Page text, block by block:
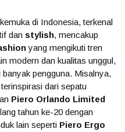
di Indonesia, terkenal
dan stylish, mencakup
yang mengikuti tren
modern dan kualitas unggul,
pengguna. Misalnya,
terinspirasi dari sepatu
Piero Orlando Limited
tahun ke-20 dengan
lain seperti Piero Ergo